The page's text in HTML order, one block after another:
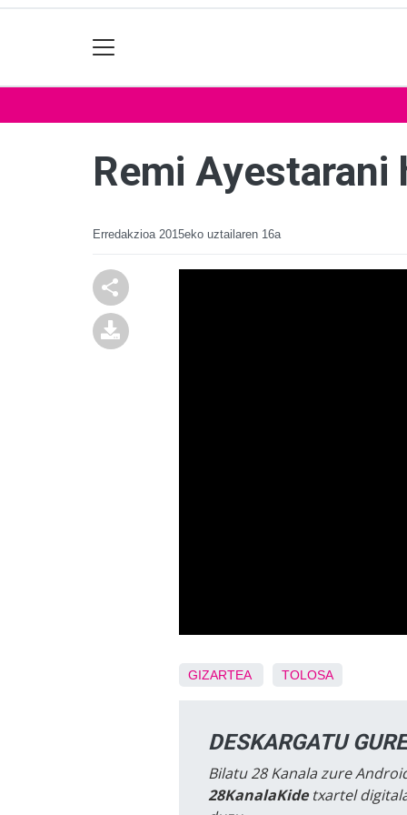
Remi
Erredakzioa 2015eko uztailaren 16a
GIZARTEA TOLOSA
DESKARGATU
Bilatu 28 Kanala zure
28KanalaKidetxartel